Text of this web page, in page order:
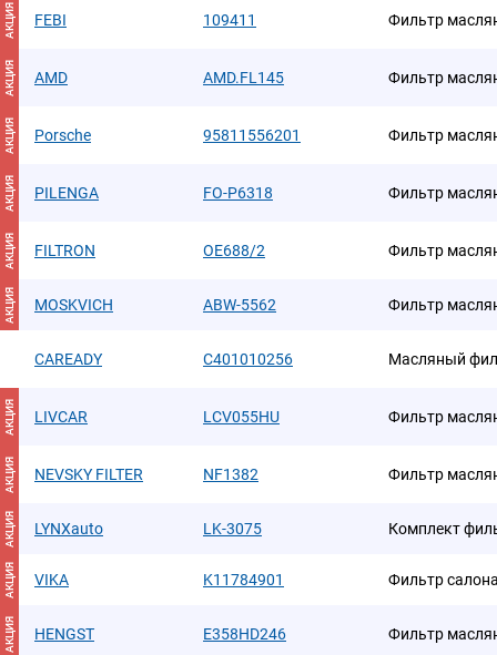
АКЦИЯ FEBI 109411 Фильтр
АКЦИЯ AMD AMD.FL145 Фильтр
АКЦИЯ Porsche 95811556201 Фильтр
АКЦИЯ PILENGA FO-P6318 Фильтр
АКЦИЯ FILTRON OE688/2 Фильтр
АКЦИЯ MOSKVICH ABW-5562 Фильтр
CAREADY C401010256 Масляный
АКЦИЯ LIVCAR LCV055HU Фильтр
АКЦИЯ NEVSKY FILTER NF1382 Фильтр
АКЦИЯ LYNXauto LK-3075 Комплект
АКЦИЯ VIKA K11784901 Фильтр
АКЦИЯ HENGST E358HD246 Фильтр